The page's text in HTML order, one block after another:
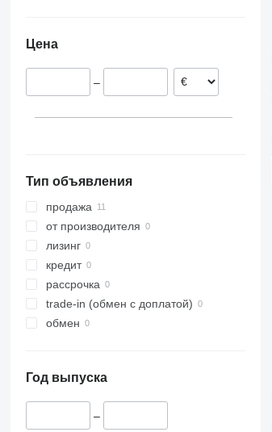
Axial-Flow
9650
9770
9780
9860 STS
9880
C-series
H-series
M-series
S-series
X-series
Цена
–
Тип объявления
продажа
от производителя
лизинг
кредит
рассрочка
trade-in (обмен с доплатой)
обмен
Год выпуска
–